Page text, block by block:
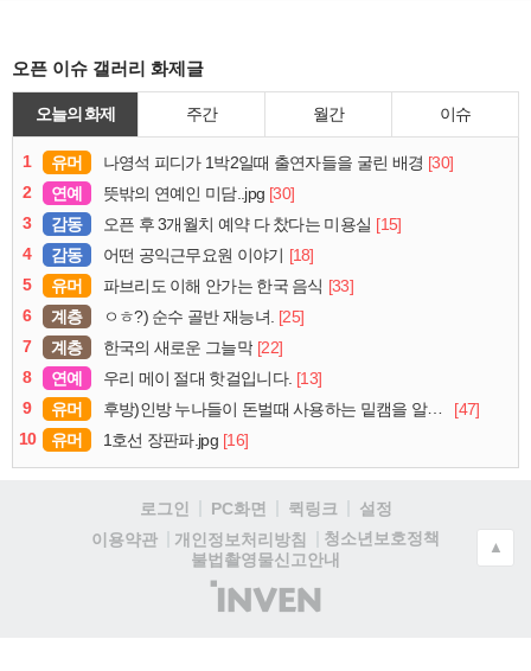
오픈 이슈 갤러리 화제글
오늘의 화제 주간 월간 이슈
1 유머 나영석 피디가 1박2일때 출연자들을 굴린 배경 [30]
2
연예 뜻밖의 연예인 미담..jpg [30]
3
감동 오픈 후 3개월치 예약 다 찼다는 미용실 [15]
4
감동 어떤 공익근무요원 이야기 [18]
5
유머 파브리도 이해 안가는 한국 음식 [33]
6
계층 ㅇㅎ?) 순수 골반 재능녀. [25]
7
계층 한국의 새로운 그늘막 [22]
8
연예 우리 메이 절대 핫걸입니다. [13]
9
유머 후방)인방 누나들이 돈벌때 사용하는 밑캠을 알아보자
[47]
10
유머 1호선 장판파.jpg [16]
로그인 PC화면 퀵링크
설정
이용약관
개인정보처리방침
청소년보호정책
불법촬영물신고안내
(주)
인
▲